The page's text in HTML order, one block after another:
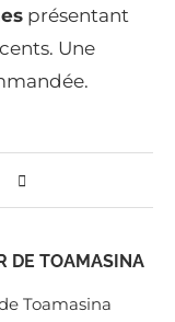
présentant
Une
DE TOAMASINA
Toamasina